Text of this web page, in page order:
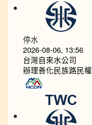
停水
2026-08-06, 13:56
台灣自來水公司
辦理善化民族路民